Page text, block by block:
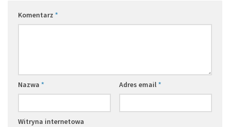
Komentarz *
Nazwa * Adres email*
Witryna internetowa